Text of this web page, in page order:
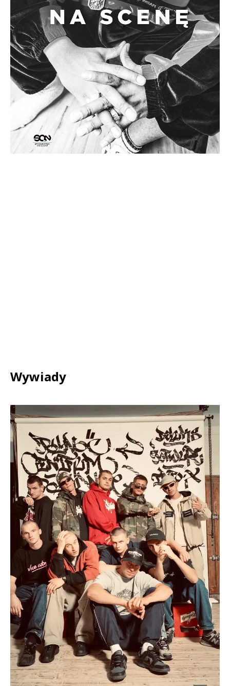
Wywiady